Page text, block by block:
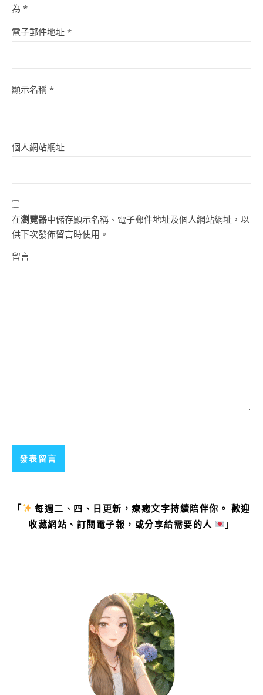
為 *
電子郵件地址 *
顯示名稱 *
個人網站網址
在瀏覽器中儲存顯示名稱、電子郵件地址及個人網站網址，以
供下次發佈留言時使用。
留言
「
每週二、四、日更新，療癒文字持續陪伴你。 歡迎
收藏網站、訂閱電子報，或分享給需要的人
」